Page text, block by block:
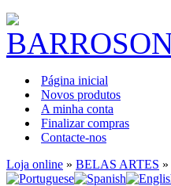
Página inicial
Novos produtos
A minha conta
Finalizar compras
Contacte-nos
Loja online » BELAS ARTES »